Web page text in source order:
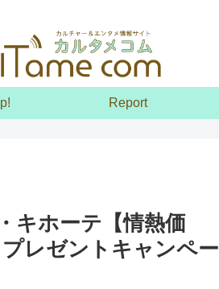
Report
キホーテ【情熱価
レゼントキャンペー